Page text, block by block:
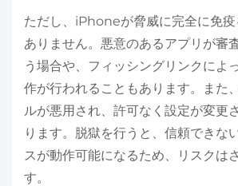
ただし、iPhoneが脅威に完全に免
ありません。悪意のあるアプリが審
う場合や、フィッシングリンクによ
作が行われることもあります。また
ルが悪用され、許可なく設定が変更
ります。脱獄を行うと、信頼できな
スが動作可能になるため、リスクは
す。